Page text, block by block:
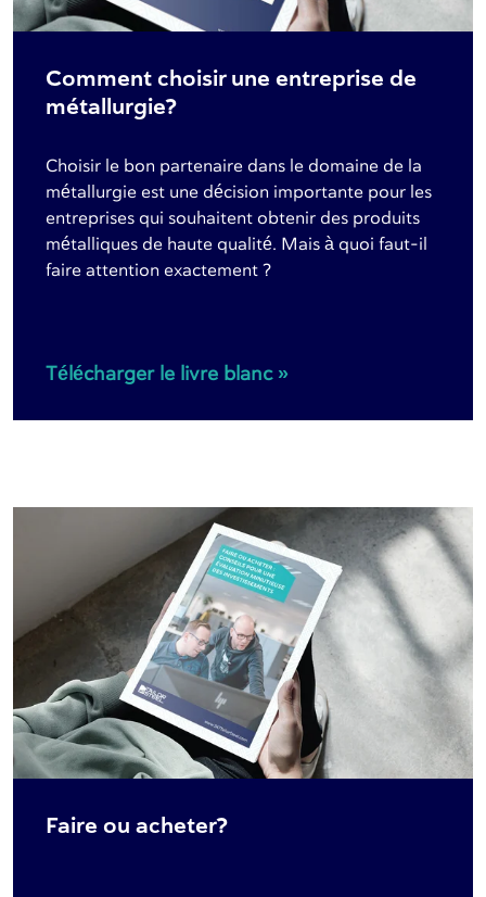
Comment choisir une entreprise de
métallurgie?
Choisir le bon partenaire dans le domaine de la
métallurgie est une décision importante pour les
entreprises qui souhaitent obtenir des produits
métalliques de haute qualité. Mais à quoi faut-il
faire attention exactement ?
Télécharger le livre blanc »
Faire ou acheter?